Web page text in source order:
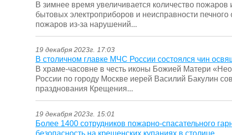
В зимнее время увеличивается количество пожаров
бытовых электроприборов и неисправности
пожаров из-за нарушений...
19 декабря 2023г. 17:03
В столичном главке МЧС России состоялся чин
В храме-часовне в честь иконы Божией Матери
России по городу Москве иерей Василий Бакулин
празднования Крещения...
19 декабря 2023г. 15:01
Более 1400 сотрудников пожарно-спасательного